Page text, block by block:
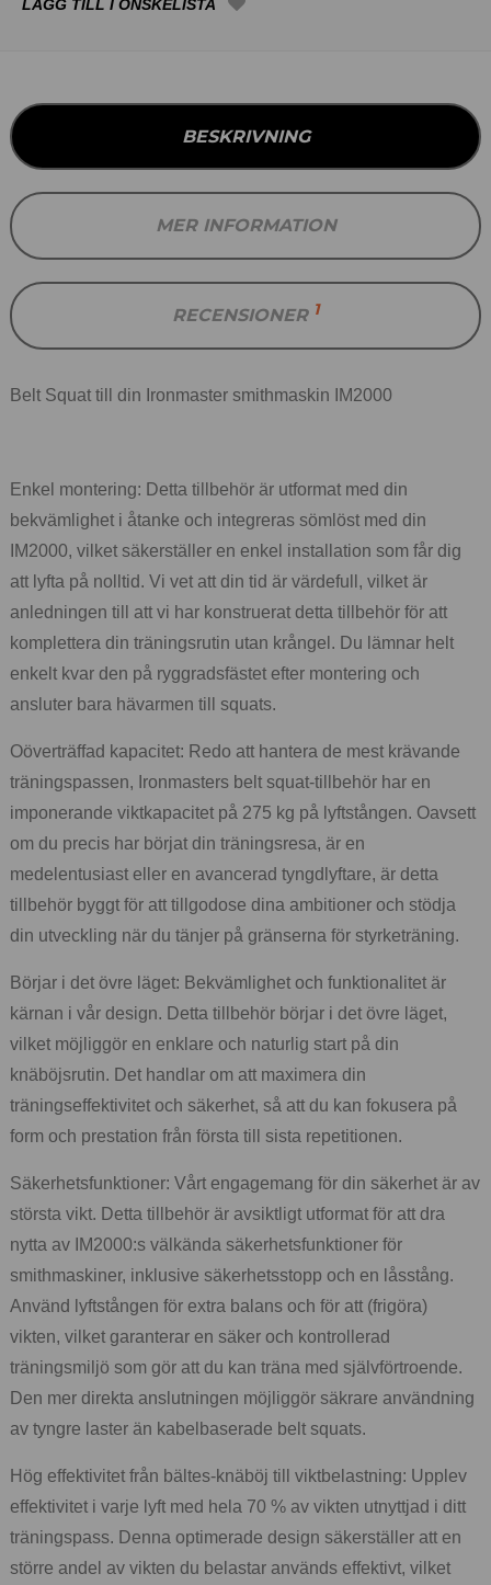
BESKRIVNING
MER INFORMATION
RECENSIONER 1
Belt Squat till din Ironmaster smithmaskin IM2000
Enkel montering: Detta tillbehör är utformat med din
bekvämlighet i åtanke och integreras sömlöst med din
IM2000, vilket säkerställer en enkel installation som får dig
att lyfta på nolltid. Vi vet att din tid är värdefull, vilket är
anledningen till att vi har konstruerat detta tillbehör för att
komplettera din träningsrutin utan krångel. Du lämnar helt
enkelt kvar den på ryggradsfästet efter montering och
ansluter bara hävarmen till squats.
Oöverträffad kapacitet: Redo att hantera de mest krävande
träningspassen, Ironmasters belt squat-tillbehör har en
imponerande viktkapacitet på 275 kg på lyftstången. Oavsett
om du precis har börjat din träningsresa, är en
medelentusiast eller en avancerad tyngdlyftare, är detta
tillbehör byggt för att tillgodose dina ambitioner och stödja
din utveckling när du tänjer på gränserna för styrketräning.
Börjar i det övre läget: Bekvämlighet och funktionalitet är
kärnan i vår design. Detta tillbehör börjar i det övre läget,
vilket möjliggör en enklare och naturlig start på din
knäböjsrutin. Det handlar om att maximera din
träningseffektivitet och säkerhet, så att du kan fokusera på
form och prestation från första till sista repetitionen.
Säkerhetsfunktioner: Vårt engagemang för din säkerhet är av
största vikt. Detta tillbehör är avsiktligt utformat för att dra
nytta av IM2000:s välkända säkerhetsfunktioner för
smithmaskiner, inklusive säkerhetsstopp och en låsstång.
Använd lyftstången för extra balans och för att (frigöra)
vikten, vilket garanterar en säker och kontrollerad
träningsmiljö som gör att du kan träna med självförtroende.
Den mer direkta anslutningen möjliggör säkrare användning
av tyngre laster än kabelbaserade belt squats.
Hög effektivitet från bältes-knäböj till viktbelastning: Upplev
effektivitet i varje lyft med hela 70 % av vikten utnyttjad i ditt
träningspass. Denna optimerade design säkerställer att en
större andel av vikten du belastar används effektivt, vilket